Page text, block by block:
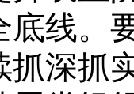
底线。
抓深抓